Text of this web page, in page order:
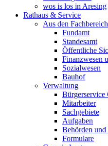
wos is los in Aresing
Rathaus & Service
Aus den
Fundamt
Standesamt
Öffentliche
Finanzwesen
Sozialwesen
Bauhof
Verwaltung
Mitarbeiter
Sachgebiete
Aufgaben
Behörden
Formulare